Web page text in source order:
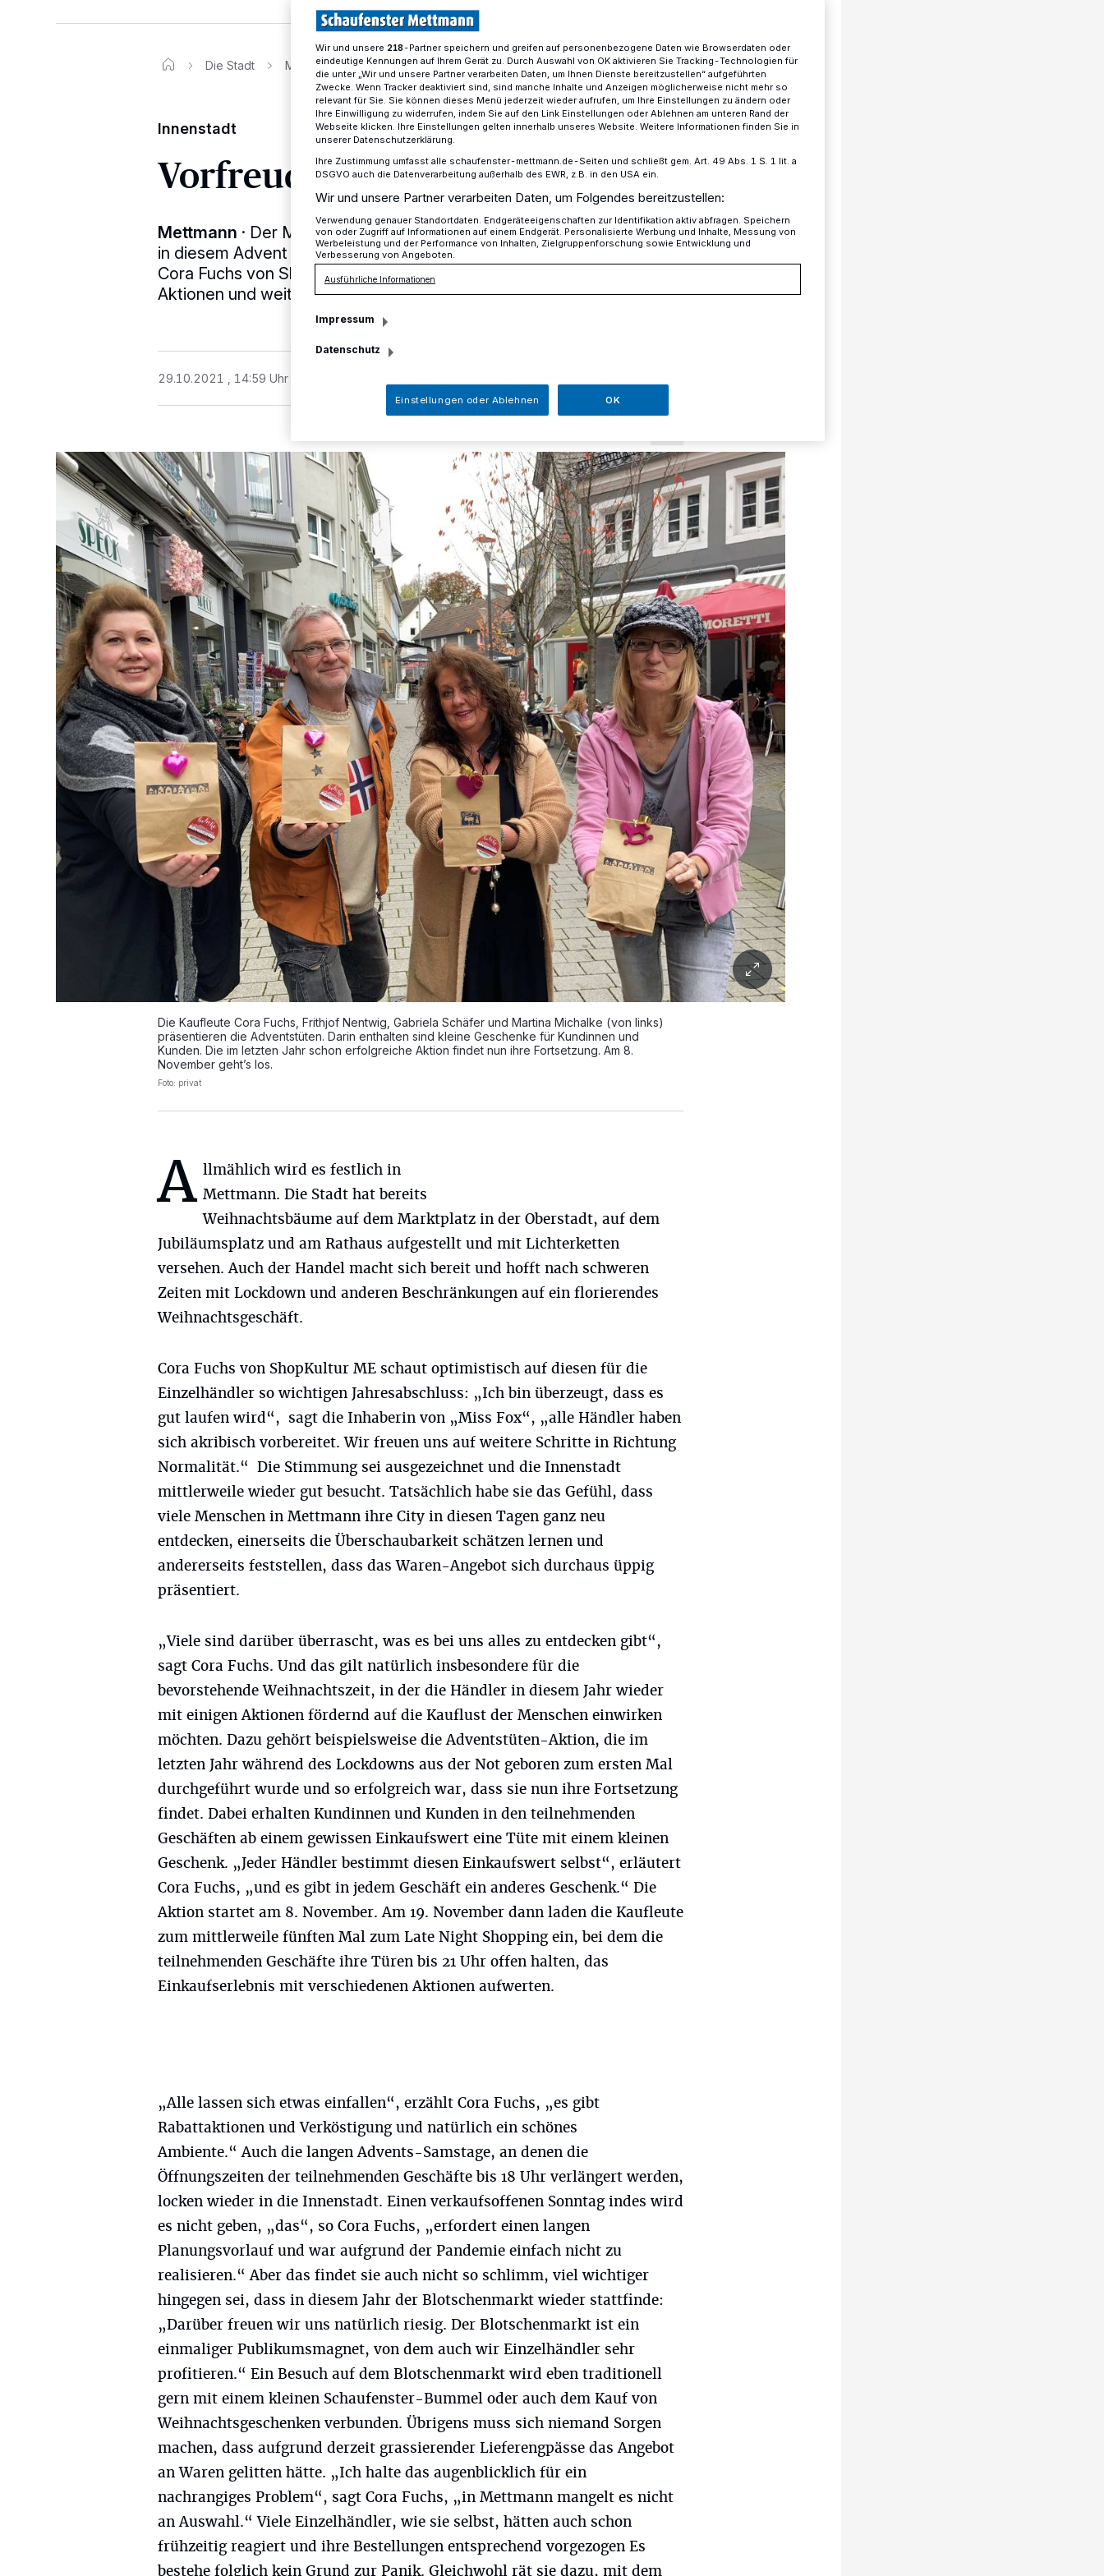
Die Stadt Mettmanner Handel plant Aktionen für die Adventszeit
Innenstadt
Vorfreude auf den Advent
Mettmann · Der Mettmanner Handel möchte seiner Kundschaft auch
in diesem Advent wieder ein besonderes Einkaufserlebnis bescheren.
Cora Fuchs von ShopKultur ME freut sich auf tolle, stimmungsvolle
Aktionen und weitere Schritte in Richtung Normalität.
29.10.2021 , 14:59 Uhr
Die Kaufleute Cora Fuchs, Frithjof Nentwig, Gabriela Schäfer und Martina Michalke (von links)
präsentieren die Adventstüten. Darin enthalten sind kleine Geschenke für Kundinnen und
Kunden. Die im letzten Jahr schon erfolgreiche Aktion findet nun ihre Fortsetzung. Am 8.
November geht’s los.
Foto: privat
A llmählich wird es festlich in
Mettmann. Die Stadt hat bereits
Weihnachtsbäume auf dem Marktplatz in der Oberstadt, auf dem
Jubiläumsplatz und am Rathaus aufgestellt und mit Lichterketten
versehen. Auch der Handel macht sich bereit und hofft nach schweren
Zeiten mit Lockdown und anderen Beschränkungen auf ein florierendes
Weihnachtsgeschäft.
Cora Fuchs von ShopKultur ME schaut optimistisch auf diesen für die
Einzelhändler so wichtigen Jahresabschluss: „Ich bin überzeugt, dass es
gut laufen wird“, sagt die Inhaberin von „Miss Fox“, „alle Händler haben
sich akribisch vorbereitet. Wir freuen uns auf weitere Schritte in Richtung
Normalität.“ Die Stimmung sei ausgezeichnet und die Innenstadt
mittlerweile wieder gut besucht. Tatsächlich habe sie das Gefühl, dass
viele Menschen in Mettmann ihre City in diesen Tagen ganz neu
entdecken, einerseits die Überschaubarkeit schätzen lernen und
andererseits feststellen, dass das Waren-Angebot sich durchaus üppig
präsentiert.
„Viele sind darüber überrascht, was es bei uns alles zu entdecken gibt“,
sagt Cora Fuchs. Und das gilt natürlich insbesondere für die
bevorstehende Weihnachtszeit, in der die Händler in diesem Jahr wieder
mit einigen Aktionen fördernd auf die Kauflust der Menschen einwirken
möchten. Dazu gehört beispielsweise die Advents­tüten-Aktion, die im
letzten Jahr während des Lockdowns aus der Not geboren zum ersten Mal
durchgeführt wurde und so erfolgreich war, dass sie nun ihre Fortsetzung
findet. Dabei erhalten Kundinnen und Kunden in den teilnehmenden
Geschäften ab einem gewissen Einkaufswert eine Tüte mit einem kleinen
Geschenk. „Jeder Händler bestimmt diesen Einkaufswert selbst“, erläutert
Cora Fuchs, „und es gibt in jedem Geschäft ein anderes Geschenk.“ Die
Aktion startet am 8. November. Am 19. November dann laden die Kaufleute
zum mittlerweile fünften Mal zum Late Night Shopping ein, bei dem die
teilnehmenden Geschäfte ihre Türen bis 21 Uhr offen halten, das
Einkaufserlebnis mit verschiedenen Aktionen aufwerten.
„Alle lassen sich etwas einfallen“, erzählt Cora Fuchs, „es gibt
Rabattaktionen und Verköstigung und natürlich ein schönes
Ambiente.“ Auch die langen Advents-Samstage, an denen die
Öffnungszeiten der teilnehmenden Geschäfte bis 18 Uhr verlängert werden,
locken wieder in die Innenstadt. Einen verkaufsoffenen Sonntag indes wird
es nicht geben, „das“, so Cora Fuchs, „erfordert einen langen
Planungsvorlauf und war aufgrund der Pandemie einfach nicht zu
realisieren.“ Aber das findet sie auch nicht so schlimm, viel wichtiger
hingegen sei, dass in diesem Jahr der Blotschenmarkt wieder stattfinde:
„Darüber freuen wir uns natürlich riesig. Der Blotschenmarkt ist ein
einmaliger Publikumsmagnet, von dem auch wir Einzelhändler sehr
profitieren.“ Ein Besuch auf dem Blotschenmarkt wird eben traditionell
gern mit einem kleinen Schaufenster-Bummel oder auch dem Kauf von
Weihnachtsgeschenken verbunden. Übrigens muss sich niemand Sorgen
machen, dass aufgrund derzeit grassierender Lieferengpässe das Angebot
an Waren gelitten hätte. „Ich halte das augenblicklich für ein
nachrangiges Problem“, sagt Cora Fuchs, „in Mettmann mangelt es nicht
an Auswahl.“ Viele Einzelhändler, wie sie selbst, hätten auch schon
frühzeitig reagiert und ihre Bestellungen entsprechend vorgezogen Es
bestehe folglich kein Grund zur Panik. Gleichwohl rät sie dazu, mit dem
Wir und unsere 218-Partner speichern und greifen auf personenbezogene Daten wie Browserdaten oder
eindeutige Kennungen auf Ihrem Gerät zu. Durch Auswahl von OK aktivieren Sie Tracking-Technologien für
die unter „Wir und unsere Partner verarbeiten Daten, um Ihnen Dienste bereitzustellen“ aufgeführten
Zwecke. Wenn Tracker deaktiviert sind, sind manche Inhalte und Anzeigen möglicherweise nicht mehr so
relevant für Sie. Sie können dieses Menü jederzeit wieder aufrufen, um Ihre Einstellungen zu ändern oder
Ihre Einwilligung zu widerrufen, indem Sie auf den Link Einstellungen oder Ablehnen am unteren Rand der
Webseite klicken. Ihre Einstellungen gelten innerhalb unseres Website. Weitere Informationen finden Sie in
unserer Datenschutzerklärung.
Ihre Zustimmung umfasst alle schaufenster-mettmann.de-Seiten und schließt gem. Art. 49 Abs. 1 S. 1 lit. a
DSGVO auch die Datenverarbeitung außerhalb des EWR, z.B. in den USA ein.
Wir und unsere Partner verarbeiten Daten, um Folgendes bereitzustellen:
Verwendung genauer Standortdaten. Endgeräteeigenschaften zur Identifikation aktiv abfragen. Speichern
von oder Zugriff auf Informationen auf einem Endgerät. Personalisierte Werbung und Inhalte, Messung von
Werbeleistung und der Performance von Inhalten, Zielgruppenforschung sowie Entwicklung und
Verbesserung von Angeboten.
Ausführliche Informationen
Impressum
Datenschutz
Einstellungen oder Ablehnen OK